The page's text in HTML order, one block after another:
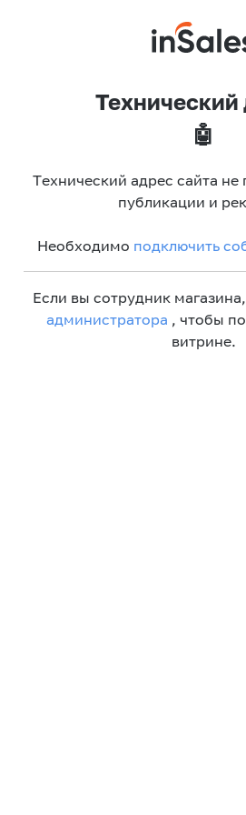
Технический
🤖
Технический адрес сайта не
публикации и
Необходимо подключить
Если вы сотрудник магазина,
администратора , чтобы
витрине.